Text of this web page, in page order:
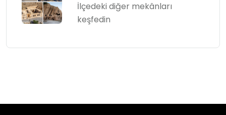
İlçedeki diğer mekânları
keşfedin